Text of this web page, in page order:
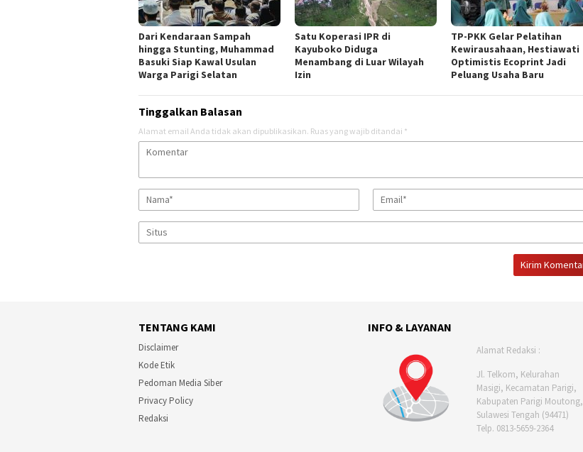
Dari Kendaraan Sampah
hingga Stunting, Muhammad
Basuki Siap Kawal Usulan
Warga Parigi Selatan
Satu Koperasi IPR di
Kayuboko Diduga
Menambang di Luar Wilayah
Izin
TP-PKK Gelar Pelatihan
Kewirausahaan, Hestiawati
Optimistis Ecoprint Jadi
Peluang Usaha Baru
Tinggalkan Balasan
Alamat email Anda tidak akan dipublikasikan. Ruas yang wajib ditandai *
TENTANG KAMI
Disclaimer
Kode Etik
Pedoman Media Siber
Privacy Policy
Redaksi
INFO & LAYANAN
Alamat Redaksi :
Jl. Telkom, Kelurahan
Masigi, Kecamatan Parigi,
Kabupaten Parigi Moutong,
Sulawesi Tengah (94471)
Telp. 0813-5659-2364